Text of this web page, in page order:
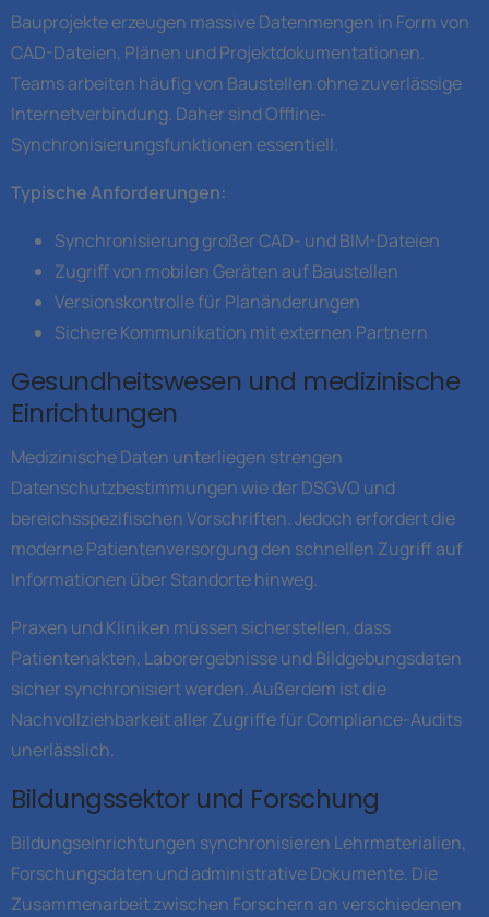
Bauprojekte erzeugen massive Datenmengen in Form von
CAD-Dateien, Plänen und Projektdokumentationen.
Teams arbeiten häufig von Baustellen ohne zuverlässige
Internetverbindung. Daher sind Offline-
Synchronisierungsfunktionen essentiell.
Typische Anforderungen:
Synchronisierung großer CAD- und BIM-Dateien
Zugriff von mobilen Geräten auf Baustellen
Versionskontrolle für Planänderungen
Sichere Kommunikation mit externen Partnern
Gesundheitswesen und medizinische
Einrichtungen
Medizinische Daten unterliegen strengen
Datenschutzbestimmungen wie der DSGVO und
bereichsspezifischen Vorschriften. Jedoch erfordert die
moderne Patientenversorgung den schnellen Zugriff auf
Informationen über Standorte hinweg.
Praxen und Kliniken müssen sicherstellen, dass
Patientenakten, Laborergebnisse und Bildgebungsdaten
sicher synchronisiert werden. Außerdem ist die
Nachvollziehbarkeit aller Zugriffe für Compliance-Audits
unerlässlich.
Bildungssektor und Forschung
Bildungseinrichtungen synchronisieren Lehrmaterialien,
Forschungsdaten und administrative Dokumente. Die
Zusammenarbeit zwischen Forschern an verschiedenen